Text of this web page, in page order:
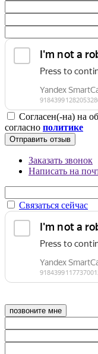
Согласен(-на) на
согласно политике
Отправить отзыв
Заказать звонок
Написать на
Связаться сейчас
позвоните мне